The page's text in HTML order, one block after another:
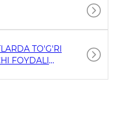
TO'G'RI
FOYDALI